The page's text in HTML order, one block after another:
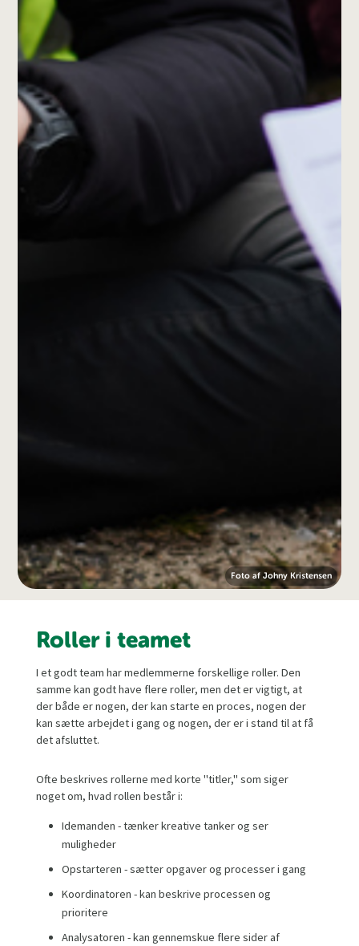
Foto af Johny Kristensen
Roller i teamet
I et godt team har medlemmerne forskellige roller. Den
samme kan godt have flere roller, men det er vigtigt, at
der både er nogen, der kan starte en proces, nogen der
kan sætte arbejdet i gang og nogen, der er i stand til at få
det afsluttet.
Ofte beskrives rollerne med korte "titler," som siger
noget om, hvad rollen består i:
Idemanden - tænker kreative tanker og ser
muligheder
Opstarteren - sætter opgaver og processer i gang
Koordinatoren - kan beskrive processen og
prioritere
Analysatoren - kan gennemskue flere sider af